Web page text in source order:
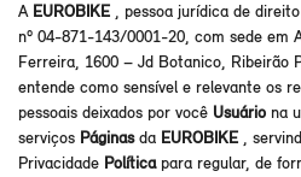
AEUROBIKE , pessoa jurídica de
nº 04-871-143/0001-20, com sede em
Ferreira, 1600 – Jd Botanico, Ribeirão
entende como sensível e relevante os
pessoais deixados por você Usuário na
serviços Páginasda EUROBIKE ,
Privacidade Políticapara regular, de